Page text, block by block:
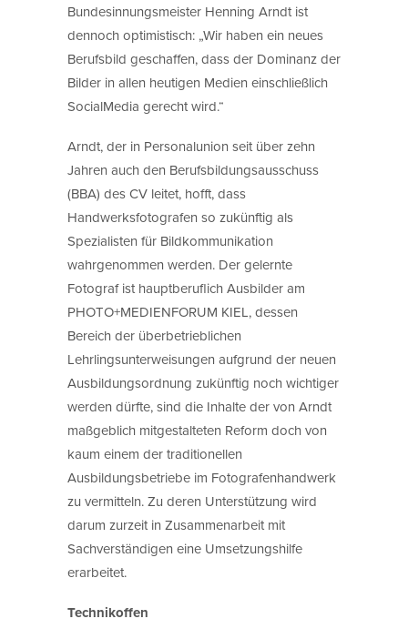
Bundesinnungsmeister Henning Arndt ist
dennoch optimistisch: „Wir haben ein neues
Berufsbild geschaffen, dass der Dominanz der
Bilder in allen heutigen Medien einschließlich
SocialMedia gerecht wird.“
Arndt, der in Personalunion seit über zehn
Jahren auch den Berufsbildungsausschuss
(BBA) des CV leitet, hofft, dass
Handwerksfotografen so zukünftig als
Spezialisten für Bildkommunikation
wahrgenommen werden. Der gelernte
Fotograf ist hauptberuflich Ausbilder am
PHOTO+MEDIENFORUM KIEL, dessen
Bereich der überbetrieblichen
Lehrlingsunterweisungen aufgrund der neuen
Ausbildungsordnung zukünftig noch wichtiger
werden dürfte, sind die Inhalte der von Arndt
maßgeblich mitgestalteten Reform doch von
kaum einem der traditionellen
Ausbildungsbetriebe im Fotografenhandwerk
zu vermitteln. Zu deren Unterstützung wird
darum zurzeit in Zusammenarbeit mit
Sachverständigen eine Umsetzungshilfe
erarbeitet.
Technikoffen